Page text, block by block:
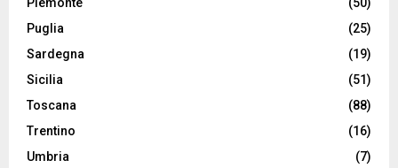
Puglia
(25)
Sardegna
(19)
Sicilia
(51)
Toscana
(88)
Trentino
(16)
Umbria
(7)